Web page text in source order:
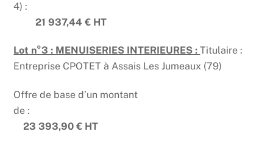
4) :
21 937,44 € HT
Lot n°3 : MENUISERIES INTERIEURES :Titulaire :
Entreprise CPOTET à Assais Les Jumeaux (79)
Offre de base d’un montant
de :
23 393,90 € HT